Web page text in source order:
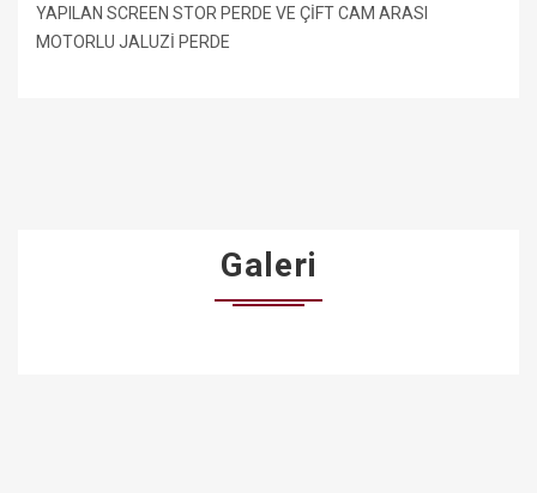
YAPILAN SCREEN STOR PERDE VE ÇİFT CAM ARASI
MOTORLU JALUZİ PERDE
Galeri